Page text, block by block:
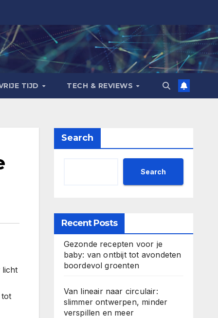
TIJD TECH & REVIEWS
licht
tot
Search
Search
Recent Posts
Gezonde recepten voor je
baby: van ontbijt tot avondeten
boordevol groenten
Van lineair naar circulair:
slimmer ontwerpen, minder
verspillen en meer